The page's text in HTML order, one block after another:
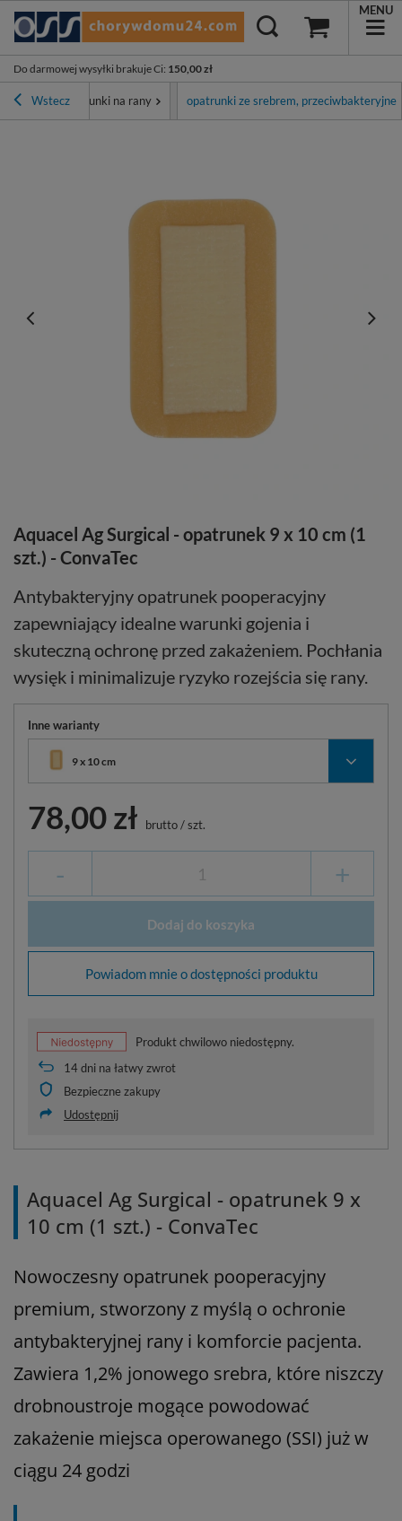
Do darmowej wysyłki brakuje Ci: 150,00 zł
MENU
Wstecz
ran Opatrunki na rany opatrunki ze srebrem, przeciwbakteryjne
Aquacel Ag Surgical - opatrunek 9 x 10 cm (1
szt.) - ConvaTec
Antybakteryjny opatrunek pooperacyjny
zapewniający idealne warunki gojenia i
skuteczną ochronę przed zakażeniem. Pochłania
wysięk i minimalizuje ryzyko rozejścia się rany.
Inne warianty
9 x 10 cm
78,00 zł brutto/szt.
- +
Dodaj do koszyka
Powiadom mnie o dostępności produktu
Produkt chwilowo niedostępny.
14dni na łatwy zwrot
Bezpieczne zakupy
Udostępnij
Aquacel Ag Surgical - opatrunek 9 x
10 cm (1 szt.) - ConvaTec
Nowoczesny opatrunek pooperacyjny
premium, stworzony z myślą o ochronie
antybakteryjnej rany i komforcie pacjenta.
Zawiera 1,2% jonowego srebra, które niszczy
drobnoustroje mogące powodować
zakażenie miejsca operowanego (SSI) już w
ciągu 24 godzi